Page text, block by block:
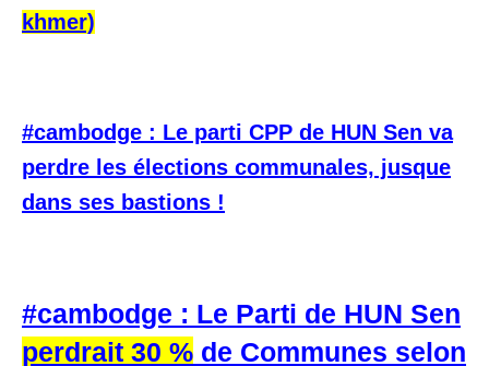
khmer)
#cambodge : Le parti CPP de HUN Sen va
perdre les élections communales, jusque
dans ses bastions !
#cambodge : Le Parti de HUN Sen
perdrait 30 % de Communes selon